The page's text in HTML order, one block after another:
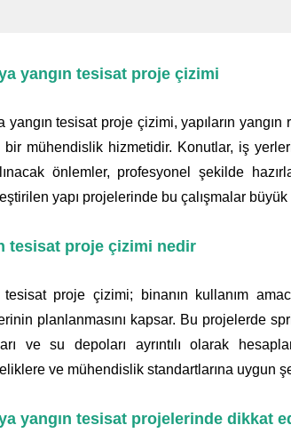
yangın tesisat proje çizimi
yangın tesisat proje çizimi, yapıların
bir mühendislik hizmetidir. Konutlar, iş
önlemler, profesyonel şekilde
yapı projelerinde bu çalışmalar büyük
tesisat proje çizimi nedir
tesisat proje çizimi; binanın kullanım
planlanmasını kapsar. Bu projelerde
ve su depoları ayrıntılı olarak
ve mühendislik standartlarına uygun
yangın tesisat projelerinde dikkat